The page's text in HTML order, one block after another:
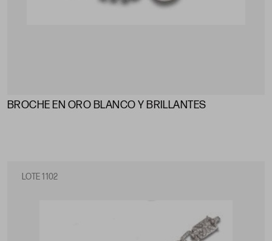
BROCHE EN ORO BLANCO Y BRILLANTES
LOTE 1102